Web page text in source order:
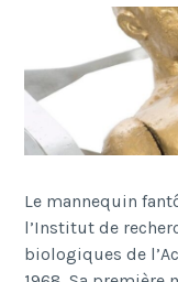
Le mannequin
l’Institut de
biologiques de